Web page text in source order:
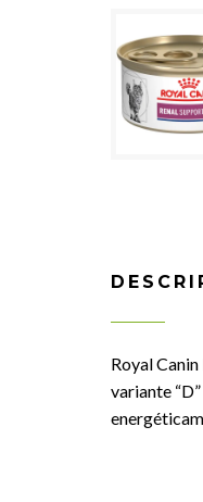
Royal
variante